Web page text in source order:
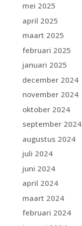
mei 2025
april 2025
maart 2025
februari 2025
januari 2025
december 2024
november 2024
oktober 2024
september 2024
augustus 2024
juli 2024
juni 2024
april 2024
maart 2024
februari 2024